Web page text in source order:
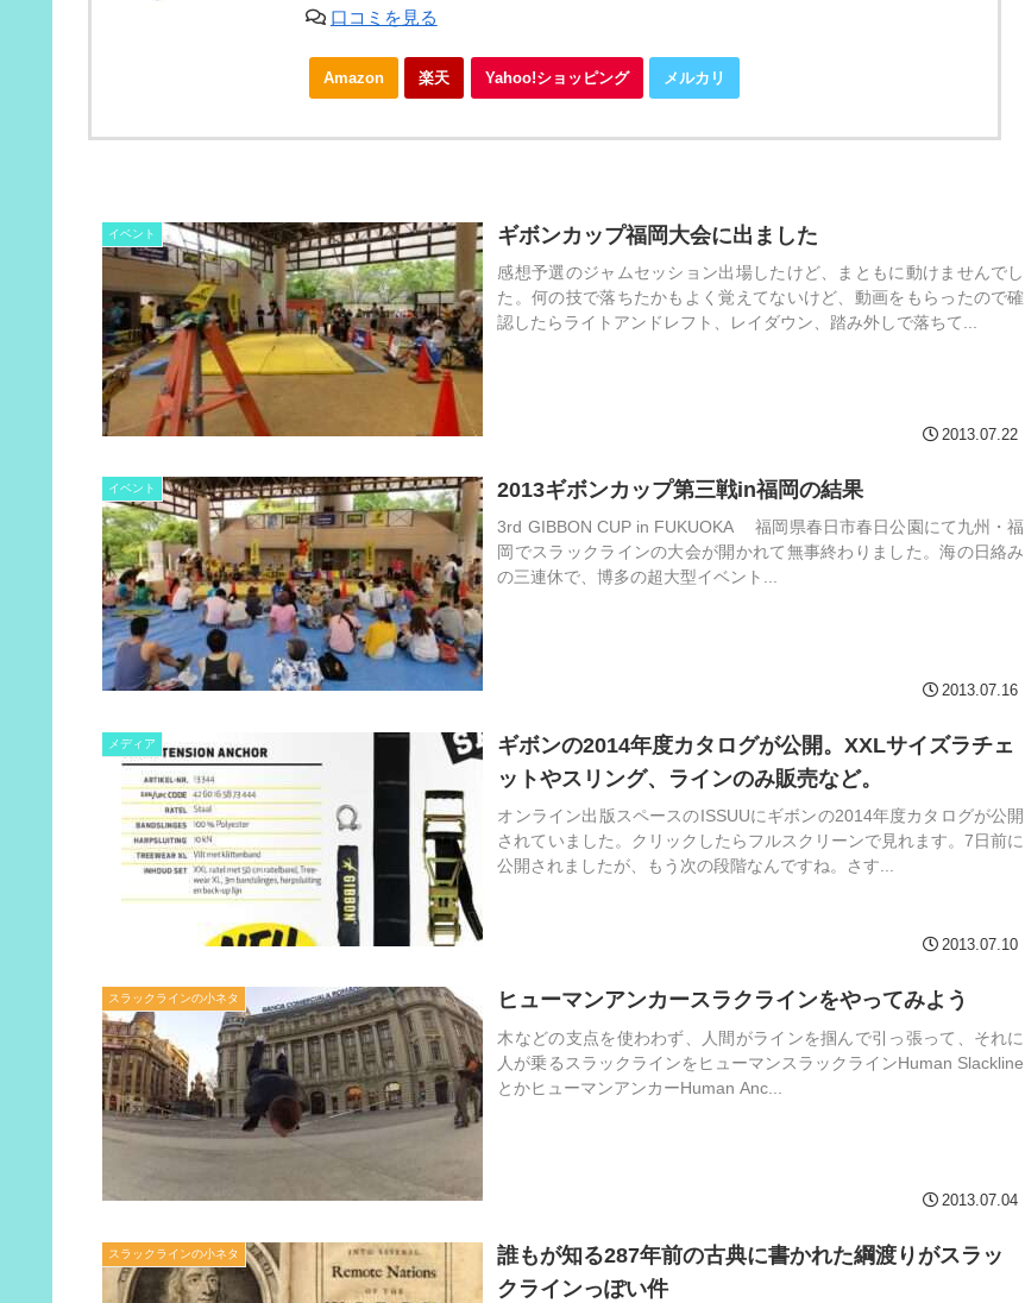
口コミを見る
Amazon 楽天 Yahoo!ショッピング メルカリ
イベント ギボンカップ福岡大会に出ました
感想予選のジャムセッション出場したけど、まともに動けませんでし
た。何の技で落ちたかもよく覚えてないけど、動画をもらったので確
認したらライトアンドレフト、レイダウン、踏み外しで落ちて...
2013.07.22
イベント 2013ギボンカップ第三戦in福岡の結果
3rd GIBBON CUP in FUKUOKA 福岡県春日市春日公園にて九州・福
岡でスラックラインの大会が開かれて無事終わりました。海の日絡み
の三連休で、博多の超大型イベント...
2013.07.16
メディア
ギボンの2014年度カタログが公開。XXLサイズラチェ
ットやスリング、ラインのみ販売など。
オンライン出版スペースのISSUUにギボンの2014年度カタログが公開
されていました。クリックしたらフルスクリーンで見れます。7日前に
公開されましたが、もう次の段階なんですね。さす...
2013.07.10
スラックラインの小ネタ ヒューマンアンカースラクラインをやってみよう
木などの支点を使わわず、人間がラインを掴んで引っ張って、それに
人が乗るスラックラインをヒューマンスラックラインHuman Slackline
とかヒューマンアンカーHuman Anc...
2013.07.04
スラックラインの小ネタ
誰もが知る287年前の古典に書かれた綱渡りがスラッ
クラインっぽい件